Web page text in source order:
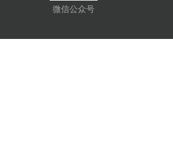
微信公众号